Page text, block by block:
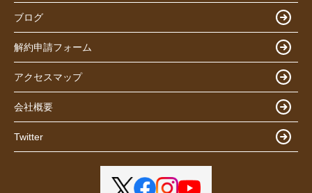
ブログ
解約申請フォーム
アクセスマップ
会社概要
Twitter